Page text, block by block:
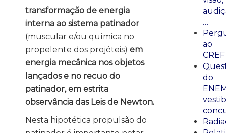
transformação de energia
interna ao sistema patinador
(muscular e/ou química no
propelente dos projéteis) em
energia mecânica nos objetos
lançados e no recuo do
patinador, em estrita
observância das Leis de Newton.
Nesta hipotética propulsão do
…
ao
CREF
do